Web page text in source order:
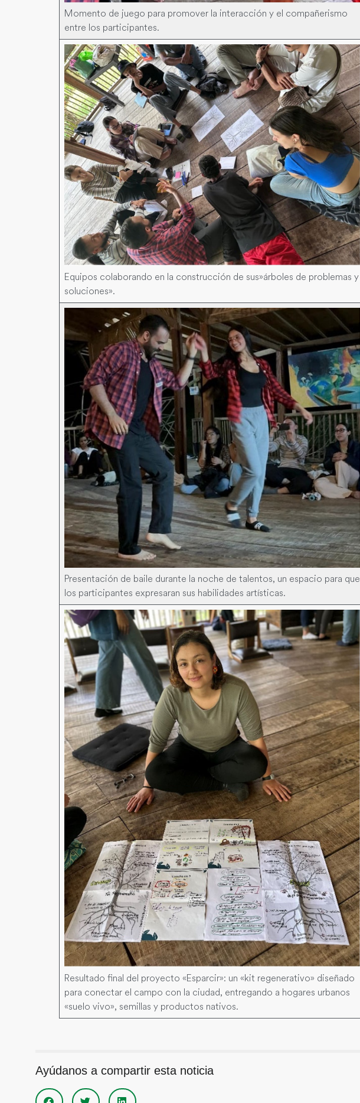
Momento de juego para promover la interacción y el compañerismo
entre los participantes.
Equipos colaborando en la construcción de sus»árboles de problemas y
soluciones».
Presentación de baile durante la noche de talentos, un espacio para que
los participantes expresaran sus habilidades artísticas.
Resultado final del proyecto «Esparcir»: un «kit regenerativo» diseñado
para conectar el campo con la ciudad, entregando a hogares urbanos
«suelo vivo», semillas y productos nativos.
Ayúdanos a compartir esta noticia